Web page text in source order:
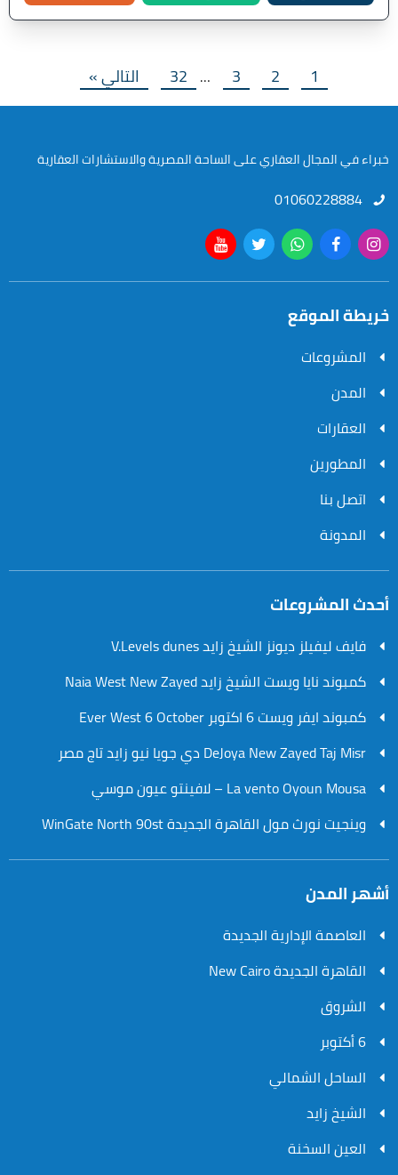
1
2
3
…
32 التالي »
خبراء في المجال العقاري على الساحة المصرية والاستشارات العقارية
01060228884
خريطة الموقع
المشروعات
المدن
العقارات
المطورين
اتصل بنا
المدونة
أحدث المشروعات
فايف ليفيلز ديونز الشيخ زايد V.Levels dunes
كمبوند نايا ويست الشيخ زايد Naia West New Zayed
كمبوند ايفر ويست 6 اكتوبر Ever West 6 October
DeJoya New Zayed Taj Misr دي جويا نيو زايد تاج مصر
La vento Oyoun Mousa – لافينتو عيون موسي
وينجيت نورث مول القاهرة الجديدة WinGate North 90st
أشهر المدن
العاصمة الإدارية الجديدة
القاهرة الجديدة New Cairo
الشروق
6 أكتوبر
الساحل الشمالي
الشيخ زايد
العين السخنة